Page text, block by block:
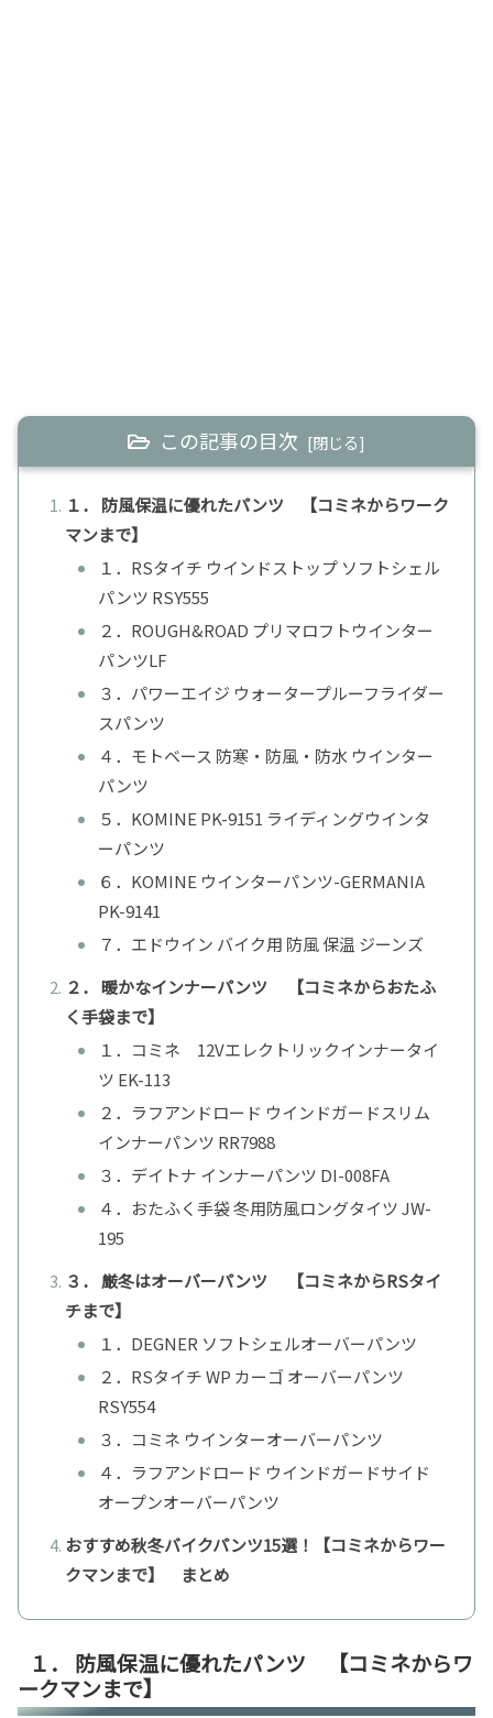
この記事の目次
１． 防風保温に優れたパンツ 【コミネからワーク
マンまで】
１．RSタイチ ウインドストップ ソフトシェル
パンツ RSY555
２．ROUGH&ROAD プリマロフトウインター
パンツLF
３．パワーエイジ ウォータープルーフライダー
スパンツ
４．モトベース 防寒・防風・防水 ウインター
パンツ
５．KOMINE PK-9151 ライディングウインタ
ーパンツ
６．KOMINE ウインターパンツ-GERMANIA
PK-9141
７．エドウイン バイク用 防風 保温 ジーンズ
２． 暖かなインナーパンツ 【コミネからおたふ
く手袋まで】
１．コミネ 12Vエレクトリックインナータイ
ツ EK-113
２．ラフアンドロード ウインドガードスリム
インナーパンツ RR7988
３．デイトナ インナーパンツ DI-008FA
４．おたふく手袋 冬用防風ロングタイツ JW-
195
３． 厳冬はオーバーパンツ 【コミネからRSタイ
チまで】
１．DEGNER ソフトシェルオーバーパンツ
２．RSタイチ WP カーゴ オーバーパンツ
RSY554
３．コミネ ウインターオーバーパンツ
４．ラフアンドロード ウインドガードサイド
オープンオーバーパンツ
おすすめ秋冬バイクパンツ15選！【コミネからワー
クマンまで】 まとめ
１． 防風保温に優れたパンツ 【コミネからワ
ークマンまで】